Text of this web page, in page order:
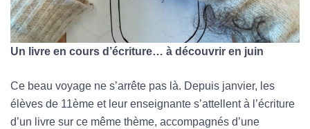
Un livre en cours d’écriture… à découvrir en juin
Ce beau voyage ne s’arrête pas là. Depuis janvier, les
élèves de 11ème et leur enseignante s’attellent à l’écriture
d’un livre sur ce même thème, accompagnés d’une